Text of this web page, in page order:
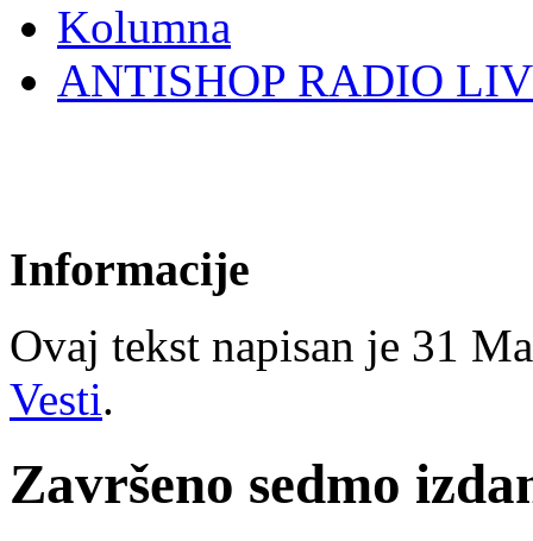
Kolumna
ANTISHOP RADIO
Informacije
Ovaj tekst napisan je 31
Vesti.
Završeno sedmo